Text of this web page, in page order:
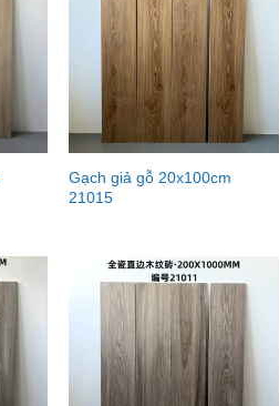
Gạch giả gỗ 20x100cm
21015